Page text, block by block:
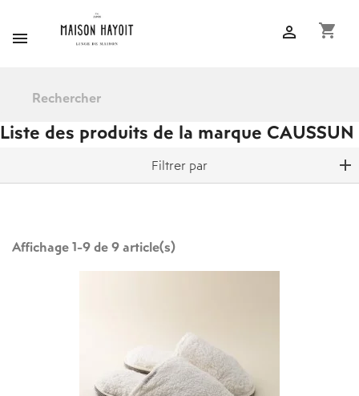
 shopping_cart

Liste des produits de la marque CAUSSUN
Filtrer par
Affichage 1-9 de 9 article(s)